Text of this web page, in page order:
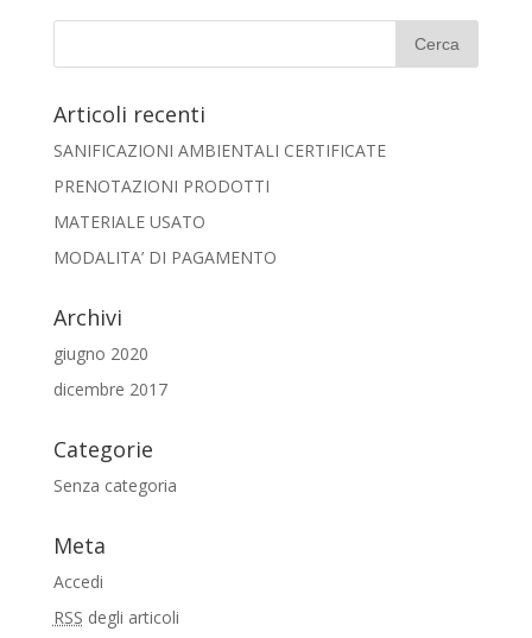
Articoli recenti
SANIFICAZIONI AMBIENTALI CERTIFICATE
PRENOTAZIONI PRODOTTI
MATERIALE USATO
MODALITA’ DI PAGAMENTO
Archivi
giugno 2020
dicembre 2017
Categorie
Senza categoria
Meta
Accedi
RSS degli articoli